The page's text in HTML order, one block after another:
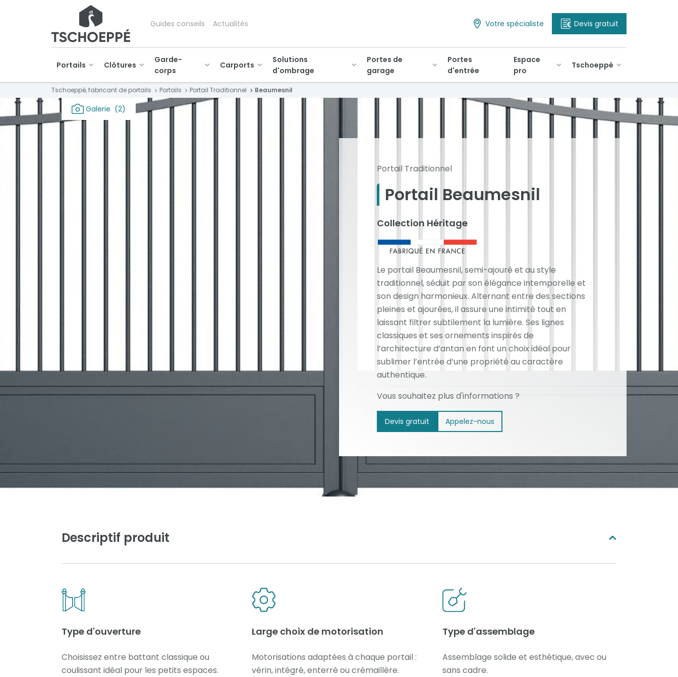
Guides conseils Actualités Votre spécialiste Devis gratuit
Portails Clôtures
Garde-
corps
Carports
Solutions
d'ombrage
Portes de
garage
Portes
d'entrée
Espace
pro
Tschoeppé
Tschoeppé, fabricant de portails Portails Portail Traditionnel Beaumesnil
Galerie (2)
Portail Traditionnel
Portail Beaumesnil
Collection Héritage
Le portail Beaumesnil, semi-ajouré et au style
traditionnel, séduit par son élégance intemporelle et
son design harmonieux. Alternant entre des sections
pleines et ajourées, il assure une intimité tout en
laissant filtrer subtilement la lumière. Ses lignes
classiques et ses ornements inspirés de
l’architecture d’antan en font un choix idéal pour
sublimer l’entrée d’une propriété au caractère
authentique.
Vous souhaitez plus d'informations ?
Devis gratuit Appelez-nous
Descriptif produit
Type d'ouverture
Choisissez entre battant classique ou
coulissant idéal pour les petits espaces.
Large choix de motorisation
Motorisations adaptées à chaque portail :
vérin, intégré, enterré ou crémaillère.
Type d'assemblage
Assemblage solide et esthétique, avec ou
sans cadre.